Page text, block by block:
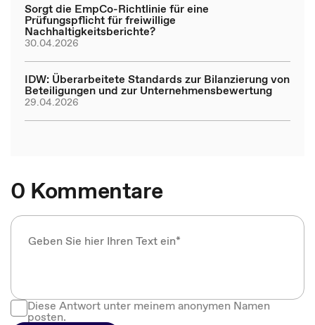
Sorgt die EmpCo-Richtlinie für eine
Prüfungspflicht für freiwillige
Nachhaltigkeitsberichte?
30.04.2026
IDW: Überarbeitete Standards zur Bilanzierung von
Beteiligungen und zur Unternehmensbewertung
29.04.2026
0 Kommentare
Diese Antwort unter meinem anonymen Namen
posten.